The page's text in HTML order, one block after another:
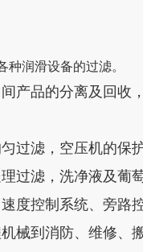
润滑设备的过滤。
产品的分离及回
过滤，空压机的保
过滤，洗净液及葡
度控制系统、旁
械到消防、维修